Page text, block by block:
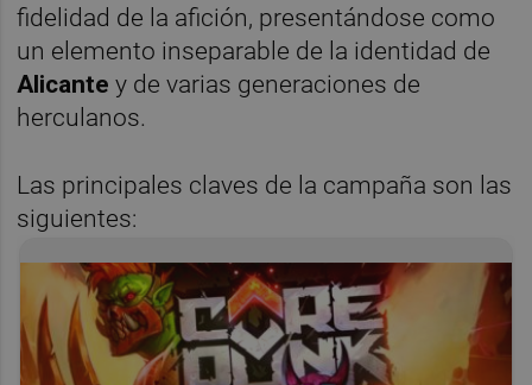
fidelidad de la afición, presentándose como
un elemento inseparable de la identidad de
Alicantey de varias generaciones de
herculanos.
Las principales claves de la campaña son las
siguientes: